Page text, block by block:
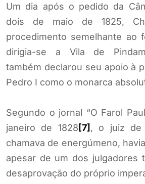
Um dia após o pedido da
dois de maio de 1825,
procedimento semelhante ao
dirigia-se a Vila de
também declarou seu apoio à
Pedro I como o monarca
Segundo o jornal “O Farol
janeiro de 1828[7], o juiz de
chamava de energúmeno,
apesar de um dos julgadores
desaprovação do próprio